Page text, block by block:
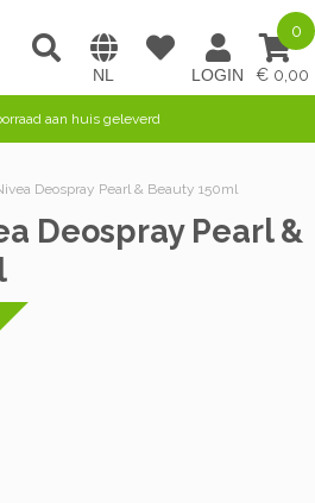
0,00
0
aan huis geleverd
Deospray Pearl & Beauty 150ml
Deospray Pearl &